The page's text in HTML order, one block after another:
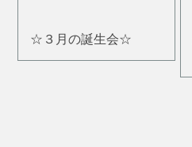
☆３月の誕生会☆